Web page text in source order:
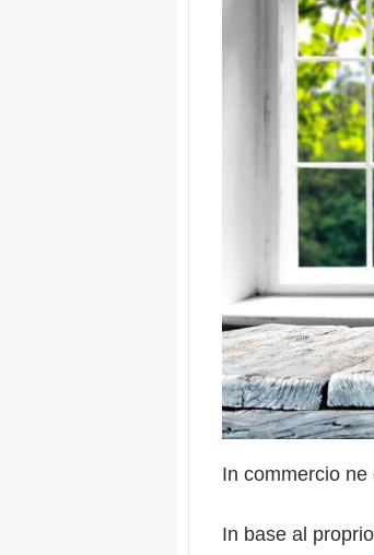
In commercio
In base al